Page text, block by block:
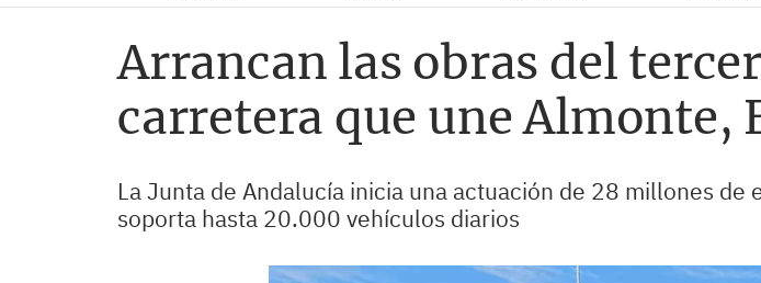
Arrancan las obras del
carretera que une Almonte,
La Junta de Andalucía inicia una actuación de 28 millones
soporta hasta 20.000 vehículos diarios